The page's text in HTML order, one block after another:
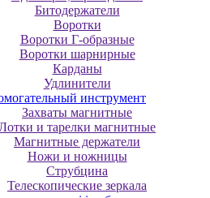
Битодержатели
Воротки
Воротки Г-образные
Воротки шарнирные
Карданы
Удлинители
инструмент
Захваты магнитные
и тарелки магнитные
Магнитные держатели
Ножи и ножницы
Струбцина
Телескопические зеркала